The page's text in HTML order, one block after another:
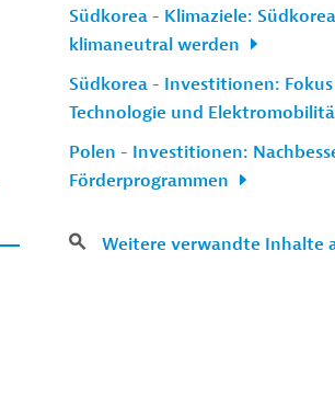
Südkorea - Klimaziele:
klimaneutral werden
Südkorea - Investitionen:
Technologie und
Polen - Investitionen:
Förderprogrammen
Weitere verwandte Inhalte